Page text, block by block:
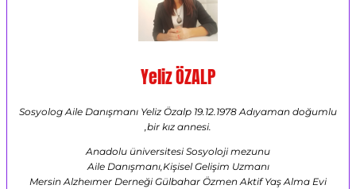
Yeliz ÖZALP
Sosyolog Aile Danışmanı Yeliz Özalp 19.12.1978 Adıyaman doğumlu
,bir kız annesi.
Anadolu üniversitesi Sosyoloji mezunu
Aile Danışmanı,Kişisel Gelişim Uzmanı
Mersin Alzheımer Derneği Gülbahar Özmen Aktif Yaş Alma Evi